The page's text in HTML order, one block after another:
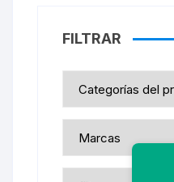
FILTRAR